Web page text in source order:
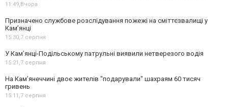
11:49,Вчора
Призначено службове розслідування пожежі на сміттєзвалищі у
Кам’янці
15:30,7 серпня
У Кам’янці-Подільському патрульні виявили нетверезого водія
15:21,7 серпня
На Камʼянеччині двоє жителів "подарували" шахраям 60 тисяч
гривень
15:11,7 серпня